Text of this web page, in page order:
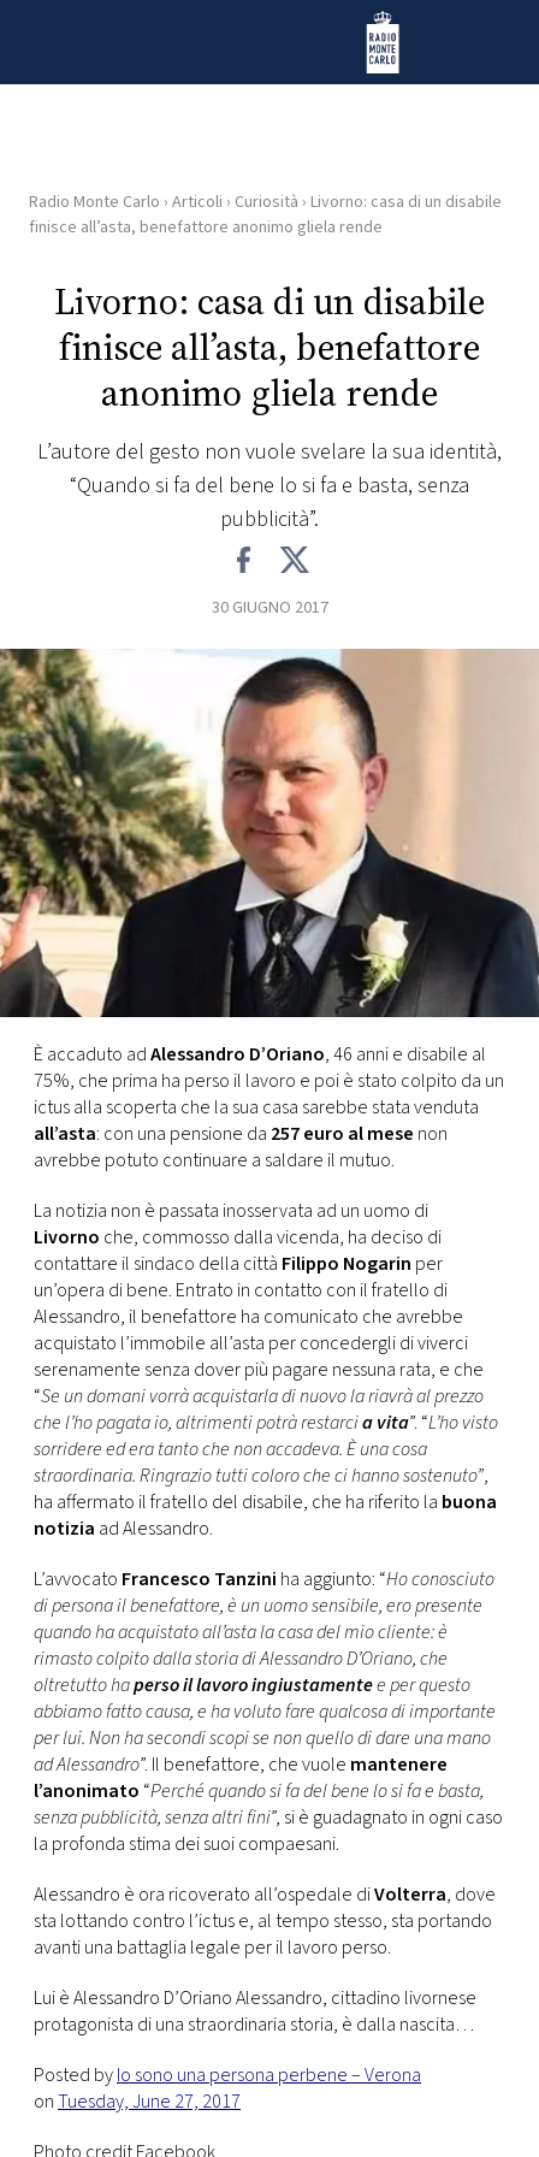
Radio Monte Carlo
HOME
RADIO
WEB
PLAYLIST
CONCORSI
EVENTI
VIDEO
TV
PRINCIPATO
DI
MONACO
RMC
CONSIGLIA
Radio Monte Carlo › Articoli › Curiosità › Livorno: casa di un disabile
finisce all’asta, benefattore anonimo gliela rende
Livorno: casa di un disabile
finisce all’asta, benefattore
anonimo gliela rende
L’autore del gesto non vuole svelare la sua identità,
“Quando si fa del bene lo si fa e basta, senza
pubblicità”.
30 GIUGNO 2017
È accaduto adAlessandro D’Oriano, 46 anni e disabile al
75%, che prima ha perso il lavoro e poi è stato colpito da un
ictus alla scoperta che la sua casa sarebbe stata venduta
all’asta: con una pensione da 257 euro al mese non
avrebbe potuto continuare a saldare il mutuo.
La notizia non è passata inosservata ad un uomo di
Livorno che, commosso dalla vicenda, ha deciso di
contattare il sindaco della città Filippo Nogarin per
un’opera di bene. Entrato in contatto con il fratello di
Alessandro, il benefattore ha comunicato che avrebbe
acquistato l’immobile all’asta per concedergli di viverci
serenamente senza dover più pagare nessuna rata, e che
“Se un domani vorrà acquistarla di nuovo la riavrà al prezzo
che l’ho pagata io, altrimenti potrà restarcia vita”. “L’ho visto
sorridere ed era tanto che non accadeva. È una cosa
straordinaria. Ringrazio tutti coloro che ci hanno sostenuto”,
ha affermato il fratello del disabile, che ha riferito la buona
notizia ad Alessandro.
L’avvocato Francesco Tanzini ha aggiunto: “Ho conosciuto
di persona il benefattore, è un uomo sensibile, ero presente
quando ha acquistato all’asta la casa del mio cliente: è
rimasto colpito dalla storia di Alessandro D’Oriano, che
oltretutto haperso il lavoro ingiustamentee per questo
abbiamo fatto causa, e ha voluto fare qualcosa di importante
per lui. Non ha secondi scopi se non quello di dare una mano
ad Alessandro”. Il benefattore, che vuole mantenere
l’anonimato “Perché quando si fa del bene lo si fa e basta,
senza pubblicità, senza altri fini”, si è guadagnato in ogni caso
la profonda stima dei suoi compaesani.
Alessandro è ora ricoverato all’ospedale diVolterra, dove
sta lottando contro l’ictus e, al tempo stesso, sta portando
avanti una battaglia legale per il lavoro perso.
Lui è Alessandro D’Oriano Alessandro, cittadino livornese
protagonista di una straordinaria storia, è dalla nascita…
Posted byIo sono una persona perbene – Verona
onTuesday, June 27, 2017